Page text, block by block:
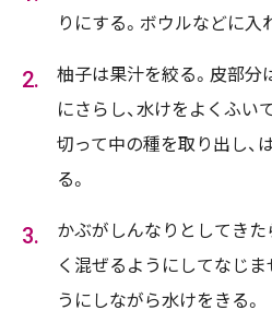
りにする。ボウルなどに入
柚子は果汁を絞る。皮部
にさらし、水けをよくふい
切って中の種を取り出し、
る。
かぶがしんなりとしてきた
く混ぜるようにしてなじま
うにしながら水けをきる。